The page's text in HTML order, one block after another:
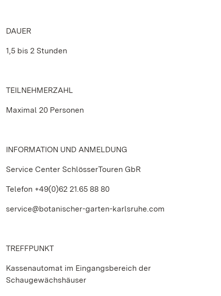
DAUER
1,5 bis 2 Stunden
TEILNEHMERZAHL
Maximal 20 Personen
INFORMATION UND ANMELDUNG
Service Center SchlösserTouren GbR
Telefon +49(0)62 21.65 88 80
service@botanischer-garten-karlsruhe.com
TREFFPUNKT
Kassenautomat im Eingangsbereich der
Schaugewächshäuser